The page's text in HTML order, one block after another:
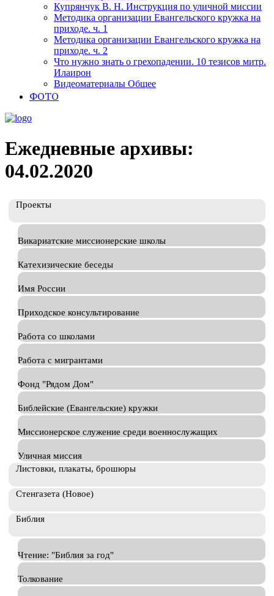
Купрянчук В. Н. Инструкция по уличной миссии
Методика организации Евангельского кружка на
приходе. ч. 1
Методика организации Евангельского кружка на
приходе. ч. 2
Что нужно знать о грехопадении. 10 тезисов митр.
Илаирон
Видеоматериалы Общее
ФОТО
Ежедневные архивы:
04.02.2020
Проекты
Викариатские миссионерские школы
Катехизические беседы
Имя России
Приходское консультирование
Работа со школами
Работа с мигрантами
Фонд "Рядом Дом"
Библейские (Евангельские) кружки
Миссионерское служение среди военнослужащих
Уличная миссия
Листовки, плакаты, брошюры
Стенгазета (Новое)
Библия
Чтение: "Библия за год"
Толкование